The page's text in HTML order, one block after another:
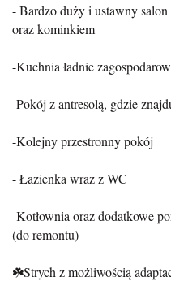
- Bardzo duży i ustawny
oraz kominkiem
-Kuchnia ładnie
-Pokój z antresolą, gdzie
-Kolejny przestronny pokój
- Łazienka wraz z WC
-Kotłownia oraz dodatkowe
(do remontu)
☘️Strych z możliwością